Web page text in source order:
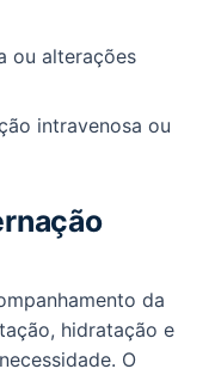
ou alterações
intravenosa ou
da
hidratação e
O